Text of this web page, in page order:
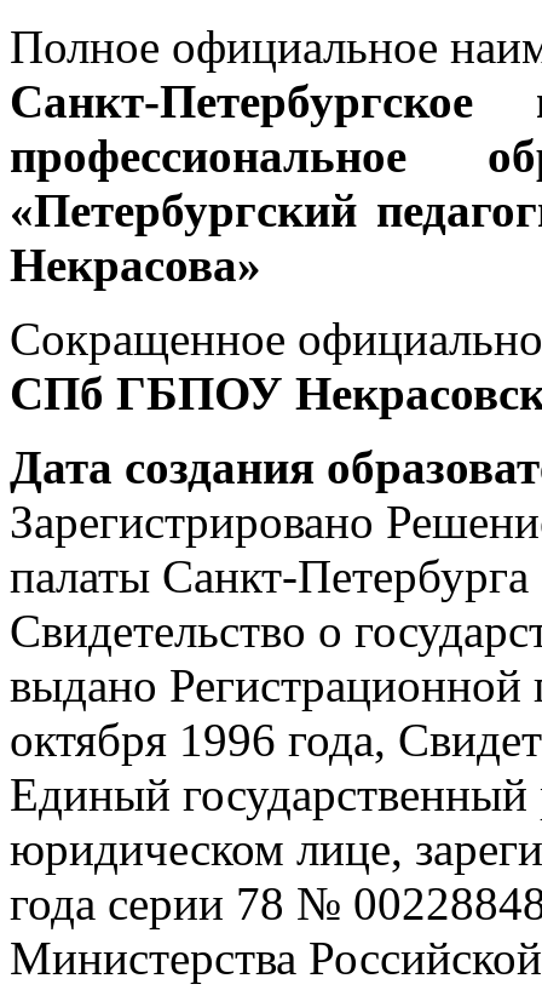
Полное официальное
Санкт-Петербургское
профессиональное
«Петербургский
Некрасова»
Сокращенное
СПб ГБПОУ
Дата создания
Зарегистрировано
палаты Санкт-
Свидетельство о
выдано Регистрационной
октября 1996 года,
Единый
юридическом лице,
года серии 78 №
Министерства